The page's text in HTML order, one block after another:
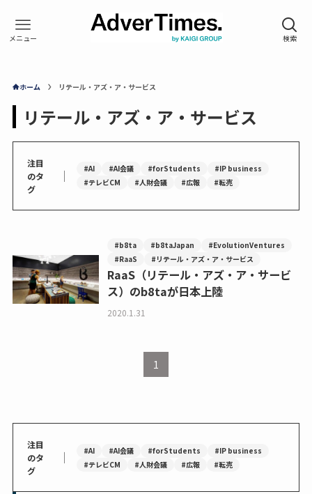
ホーム リテール・アズ・ア・サービス
リテール・アズ・ア・サービス
注目
のタ
グ
｜ #AI #AI会議 #forStudents
#IP business
#テレビCM
#人財会議 #広報 #転売
#b8ta #b8taJapan
#EvolutionVentures
#RaaS
#リテール・アズ・ア・サービス
RaaS（リテール・アズ・ア・サービ
ス）のb8taが日本上陸
2020.1.31
1
注目
のタ
グ
｜ #AI #AI会議 #forStudents
#IP business
#テレビCM
#人財会議 #広報 #転売